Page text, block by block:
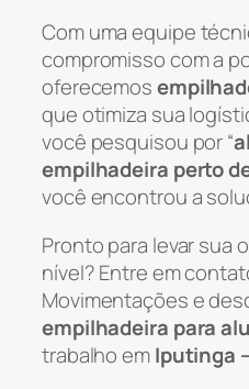
Com uma equipe
compromisso com a
oferecemos
que otimiza sua
você pesquisou por “
empilhadeira perto
você encontrou a
Pronto para levar sua
nível? Entre em
Movimentações e
empilhadeira para
trabalho emIputinga